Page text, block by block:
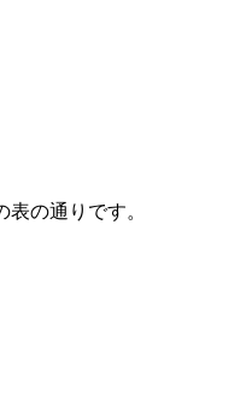
の通りです。